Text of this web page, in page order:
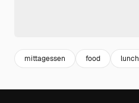
mittagessen food lunch